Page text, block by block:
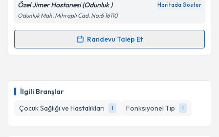
İlgili Branşlar
Çocuk Sağlığı ve Hastalıkları
1 Fonksiyonel Tıp 1
Kişisel verilerimin işlenmesine ilişkinAydınlatma
Özel Jimer Hastanesi (Odunluk ) Haritada Göster
Odunluk Mah. Mihraplı Cad. No:6 16110
Randevu Talep Et
Randevu Takvimi Talebi
için bir takvim hazırlandığında e-posta ile
bilgilendireceğiz.
E-posta Adresiniz